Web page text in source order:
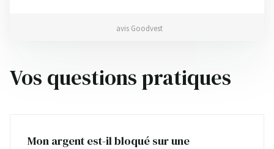
avis Goodvest
Vos questions pratiques
Mon argent est-il bloqué sur une